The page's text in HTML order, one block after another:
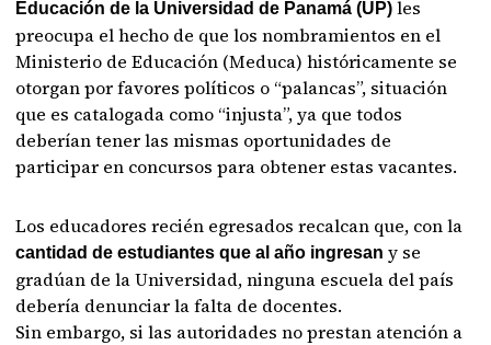
Educación de la Universidad de Panamá (UP)les
preocupa el hecho de que los nombramientos en el
Ministerio de Educación (Meduca) históricamente se
otorgan por favores políticos o “palancas”, situación
que es catalogada como “injusta”, ya que todos
deberían tener las mismas oportunidades de
participar en concursos para obtener estas vacantes.
Los educadores recién egresados recalcan que, con la
cantidad de estudiantes que al año ingresan y se
gradúan de la Universidad, ninguna escuela del país
debería denunciar la falta de docentes.
Sin embargo, si las autoridades no prestan atención a